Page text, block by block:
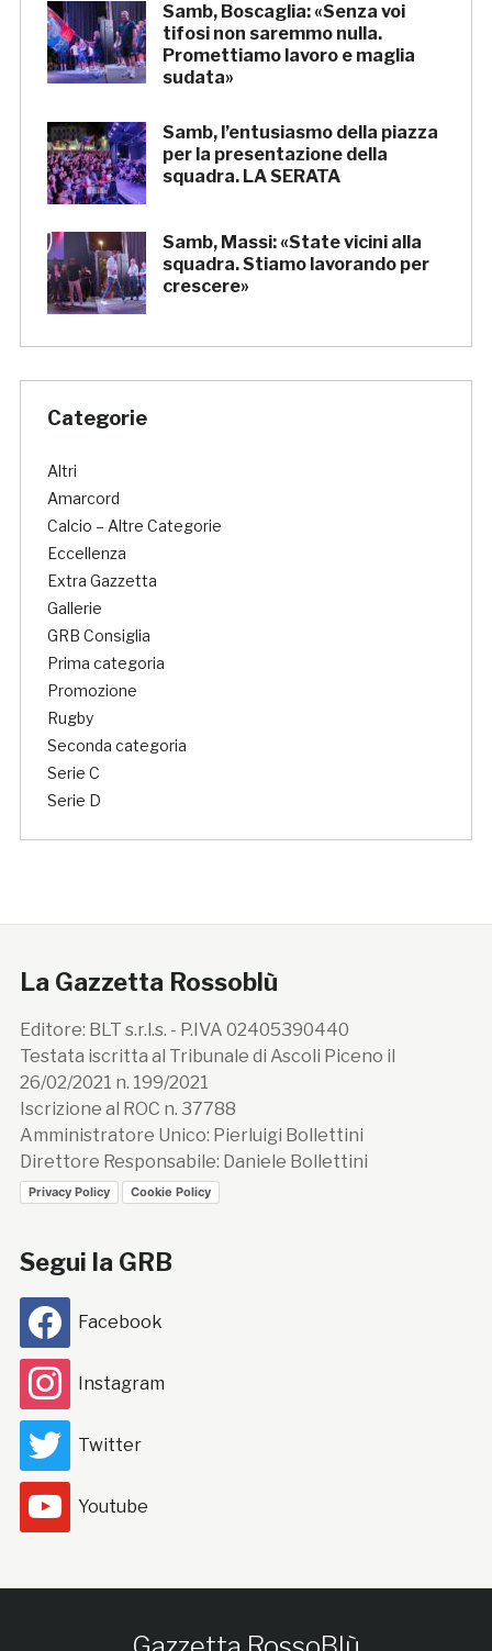
Samb, Boscaglia: «Senza voi
tifosi non saremmo nulla.
Promettiamo lavoro e maglia
sudata»
Samb, l’entusiasmo della piazza
per la presentazione della
squadra. LA SERATA
Samb, Massi: «State vicini alla
squadra. Stiamo lavorando per
crescere»
Categorie
Altri
Amarcord
Calcio – Altre Categorie
Eccellenza
Extra Gazzetta
Gallerie
GRB Consiglia
Prima categoria
Promozione
Rugby
Seconda categoria
Serie C
Serie D
La Gazzetta Rossoblù
Editore: BLT s.r.l.s. - P.IVA 02405390440
Testata iscritta al Tribunale di Ascoli Piceno il
26/02/2021 n. 199/2021
Iscrizione al ROC n. 37788
Amministratore Unico: Pierluigi Bollettini
Direttore Responsabile: Daniele Bollettini
Privacy Policy Cookie Policy
Segui la GRB
Facebook
Instagram
Twitter
Youtube